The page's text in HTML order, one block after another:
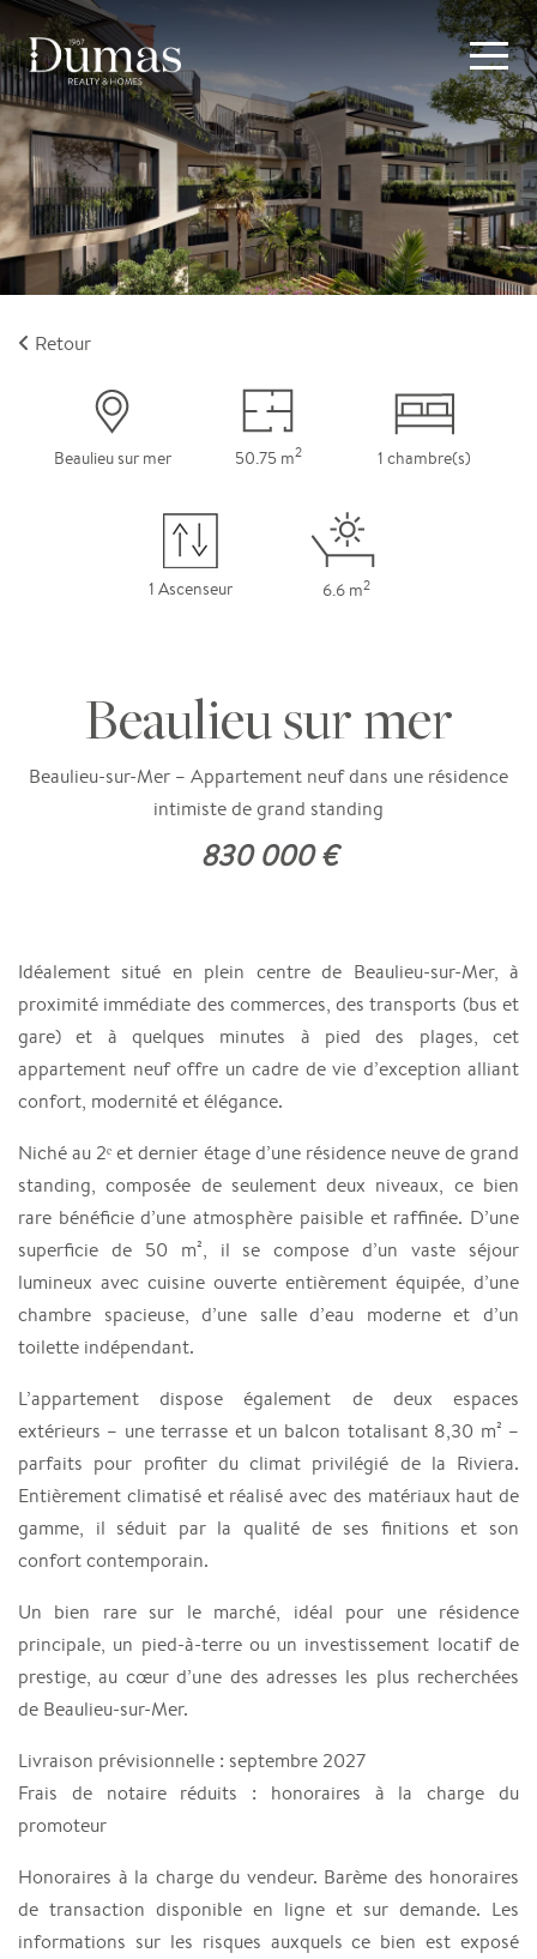
Retour
Beaulieu sur mer 50.75 m2 1 chambre(s)
1 Ascenseur 6.6 m2
Beaulieu sur mer
Beaulieu-sur-Mer – Appartement neuf dans une résidence
intimiste de grand standing
830 000 €
Idéalement situé en plein centre de Beaulieu-sur-Mer, à
proximité immédiate des commerces, des transports (bus et
gare) et à quelques minutes à pied des plages, cet
appartement neuf offre un cadre de vie d’exception alliant
confort, modernité et élégance.
Niché au 2ᵉ et dernier étage d’une résidence neuve de grand
standing, composée de seulement deux niveaux, ce bien
rare bénéficie d’une atmosphère paisible et raffinée. D’une
superficie de 50 m², il se compose d’un vaste séjour
lumineux avec cuisine ouverte entièrement équipée, d’une
chambre spacieuse, d’une salle d’eau moderne et d’un
toilette indépendant.
L’appartement dispose également de deux espaces
extérieurs – une terrasse et un balcon totalisant 8,30 m² –
parfaits pour profiter du climat privilégié de la Riviera.
Entièrement climatisé et réalisé avec des matériaux haut de
gamme, il séduit par la qualité de ses finitions et son
confort contemporain.
Un bien rare sur le marché, idéal pour une résidence
principale, un pied-à-terre ou un investissement locatif de
prestige, au cœur d’une des adresses les plus recherchées
de Beaulieu-sur-Mer.
Livraison prévisionnelle : septembre 2027
Frais de notaire réduits : honoraires à la charge du
promoteur
Honoraires à la charge du vendeur. Barème des honoraires
de transaction disponible en ligne et sur demande. Les
informations sur les risques auxquels ce bien est exposé